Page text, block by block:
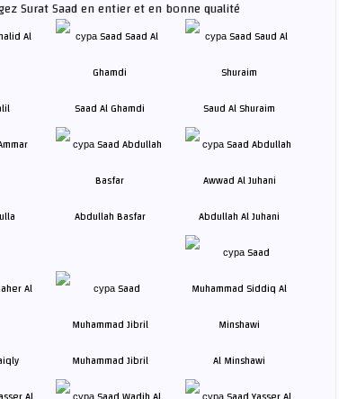
Surat Saad en entier et en bonne qualité
Saad Al Ghamdi Saud Al Shuraim
Abdullah Basfar Abdullah Al Juhani
Muhammad Jibril Al Minshawi